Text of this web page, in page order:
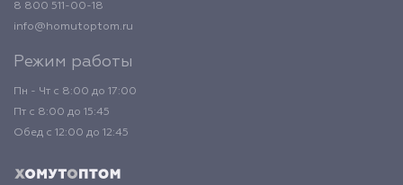
8 800 511-00-18
info@homutoptom.ru
Режим работы
Пн - Чт с 8:00 до 17:00
Пт с 8:00 до 15:45
Обед с 12:00 до 12:45